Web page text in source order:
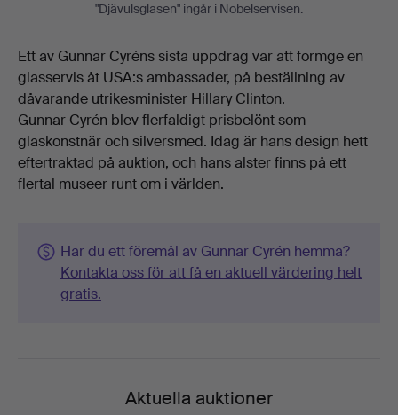
"Djävulsglasen" ingår i Nobelservisen.
Ett av Gunnar Cyréns sista uppdrag var att formge en
glasservis åt USA:s ambassader, på beställning av
dåvarande utrikesminister Hillary Clinton.
Gunnar Cyrén blev flerfaldigt prisbelönt som
glaskonstnär och silversmed. Idag är hans design hett
eftertraktad på auktion, och hans alster finns på ett
flertal museer runt om i världen.
Har du ett föremål av Gunnar Cyrén hemma?
Kontakta oss för att få en aktuell värdering helt
gratis.
Aktuella auktioner